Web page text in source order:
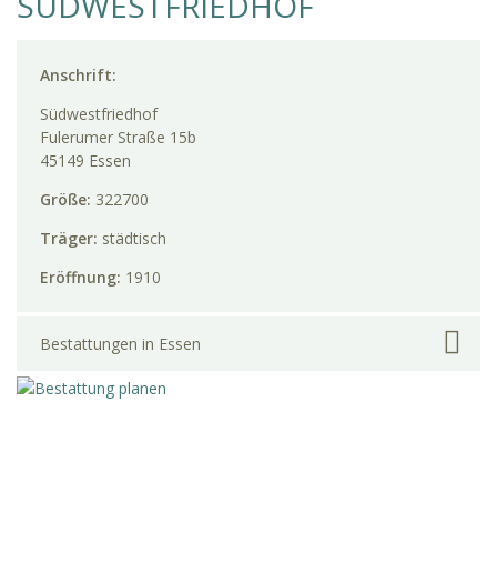
Anschrift:
Südwestfriedhof
Fulerumer Straße 15b
45149 Essen
Größe: 322700
Träger: städtisch
Eröffnung: 1910
Bestattungen in Essen